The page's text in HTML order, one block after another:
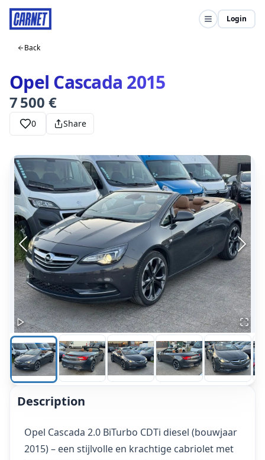
Login
Back
Opel Cascada 2015
7 500 €
0 Share
Description
Opel Cascada 2.0 BiTurbo CDTi diesel (bouwjaar
2015) – een stijlvolle en krachtige cabriolet met